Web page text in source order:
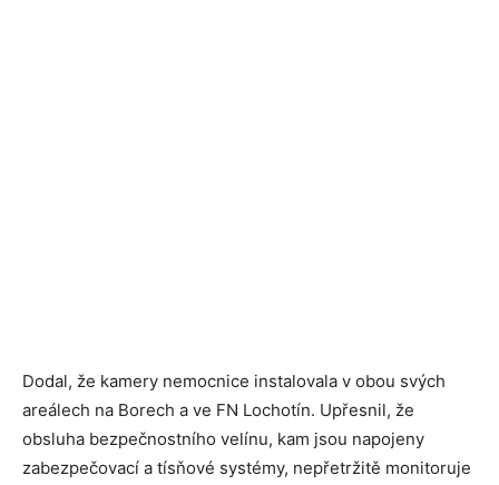
Dodal, že kamery nemocnice instalovala v obou svých
areálech na Borech a ve FN Lochotín. Upřesnil, že
obsluha bezpečnostního velínu, kam jsou napojeny
zabezpečovací a tísňové systémy, nepřetržitě monitoruje